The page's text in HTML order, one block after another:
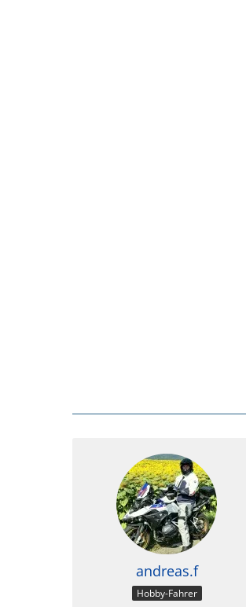
andreas.f
Hobby-Fahrer